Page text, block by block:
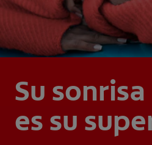
Su
es su